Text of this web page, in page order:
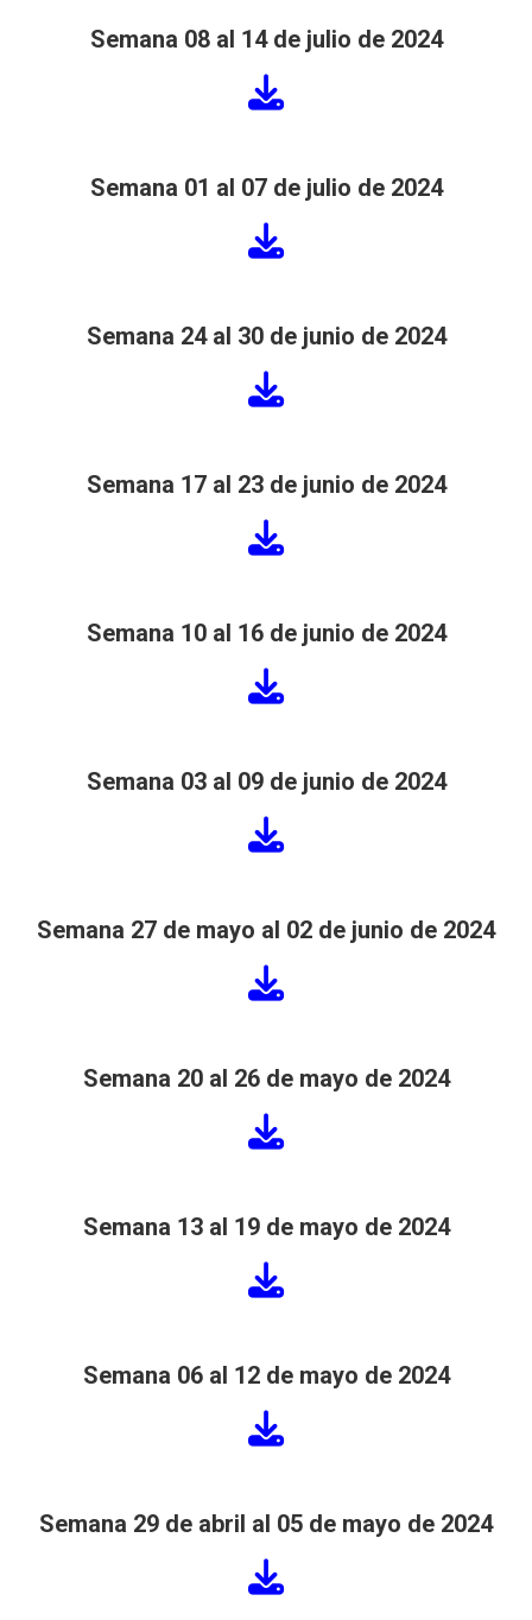
Semana 08 al 14 de julio de 2024
Semana 01 al 07 de julio de 2024
Semana 24 al 30 de junio de 2024
Semana 17 al 23 de junio de 2024
Semana 10 al 16 de junio de 2024
Semana 03 al 09 de junio de 2024
Semana 27 de mayo al 02 de junio de 2024
Semana 20 al 26 de mayo de 2024
Semana 13 al 19 de mayo de 2024
Semana 06 al 12 de mayo de 2024
Semana 29 de abril al 05 de mayo de 2024